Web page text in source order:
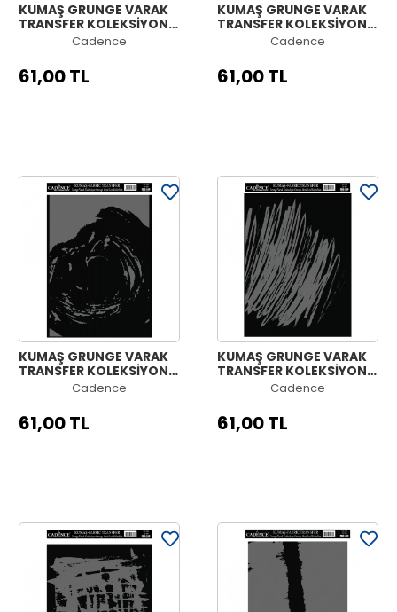
KUMAŞ GRUNGE VARAK
TRANSFER KOLEKSİYONU
GÜMÜŞ GC-08 21X30
Cadence
61,00 TL
KUMAŞ GRUNGE VARAK
TRANSFER KOLEKSİYONU
GÜMÜŞ GC-07 21X30
Cadence
61,00 TL
KUMAŞ GRUNGE VARAK
TRANSFER KOLEKSİYONU
GÜMÜŞ GC-06 21X30
Cadence
61,00 TL
KUMAŞ GRUNGE VARAK
TRANSFER KOLEKSİYONU
GÜMÜŞ GC-05 21X30
Cadence
61,00 TL